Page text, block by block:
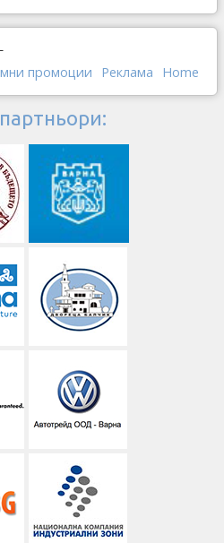
промоции Реклама Home